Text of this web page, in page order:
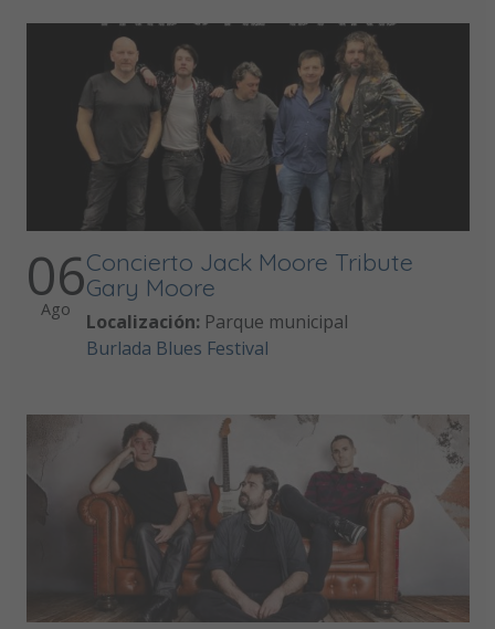
06
Ago
Concierto Jack Moore Tribute
Gary Moore
Localización: Parque municipal
Burlada Blues Festival